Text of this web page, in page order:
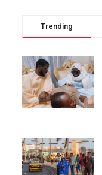
Trending